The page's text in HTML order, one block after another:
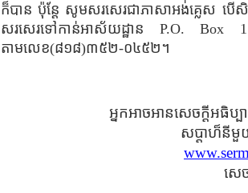
ក៏បាន ប៉ុន្ដែ សូមសរសេរជាភាសាអង់គ្លេស ប
សរសេរទៅកាន់អាស័យដ្ឋាន P.O. Box
តាមលេខ(៨១៨)៣៥២-០៤៥២។
អ្នកអាចអានសេចក្ដីអ
សប្ដាហ៏នីមួ
សេ